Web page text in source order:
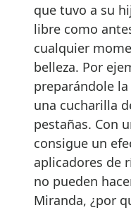
que tuvo a su
libre como
cualquier
belleza. Por
preparándole
una cucharilla
pestañas. Con
consigue un
aplicadores de
no pueden
Miranda, ¿por